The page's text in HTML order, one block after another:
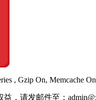
, Gzip On, Memcache
，请发邮件至：